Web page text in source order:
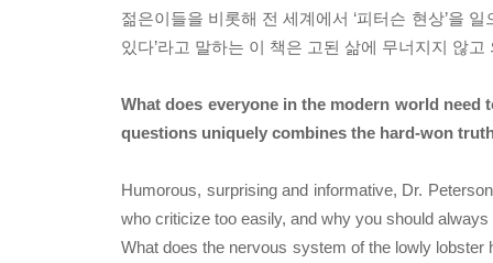
젊은이들을 비롯해 전 세계에서 ‘피터슨 현상’을
있다’라고 말하는 이 책은 고된 삶에 무너지지 않
What does everyone in the modern world
questions uniquely combines the hard-won
Humorous, surprising and informative, Dr.
who criticize too easily, and why you should
What does the nervous system of the lowly